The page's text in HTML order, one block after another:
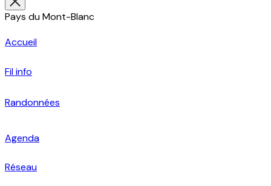
Pays du Mont-Blanc
Accueil
Fil info
Randonnées
Agenda
Réseau